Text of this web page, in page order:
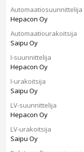
Automaatiosuunnittelija
Hepacon Oy
Automaatiourakoitsija
Saipu Oy
I-suunnittelija
Hepacon Oy
I-urakoitsija
Saipu Oy
LV-suunnittelija
Hepacon Oy
LV-urakoitsija
Saipu Oy